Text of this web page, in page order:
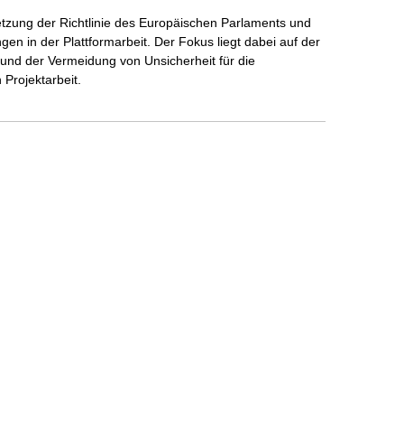
der Richtlinie des Europäischen Parlaments und
in der Plattformarbeit. Der Fokus liegt dabei auf der
der Vermeidung von Unsicherheit für die